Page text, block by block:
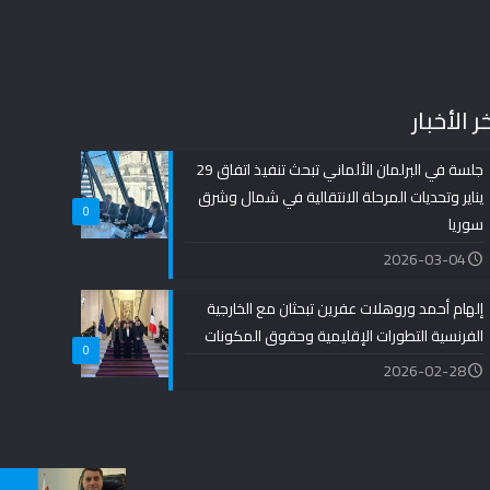
الأخبار
0
جلسة في البرلمان الألماني تبحث تنفيذ اتفاق 29
يناير وتحديات المرحلة الانتقالية في شمال وشرق
سوريا
2026-03-04
0
إلهام أحمد وروهلات عفرين تبحثان مع الخارجية
الفرنسية التطورات الإقليمية وحقوق المكونات
2026-02-28